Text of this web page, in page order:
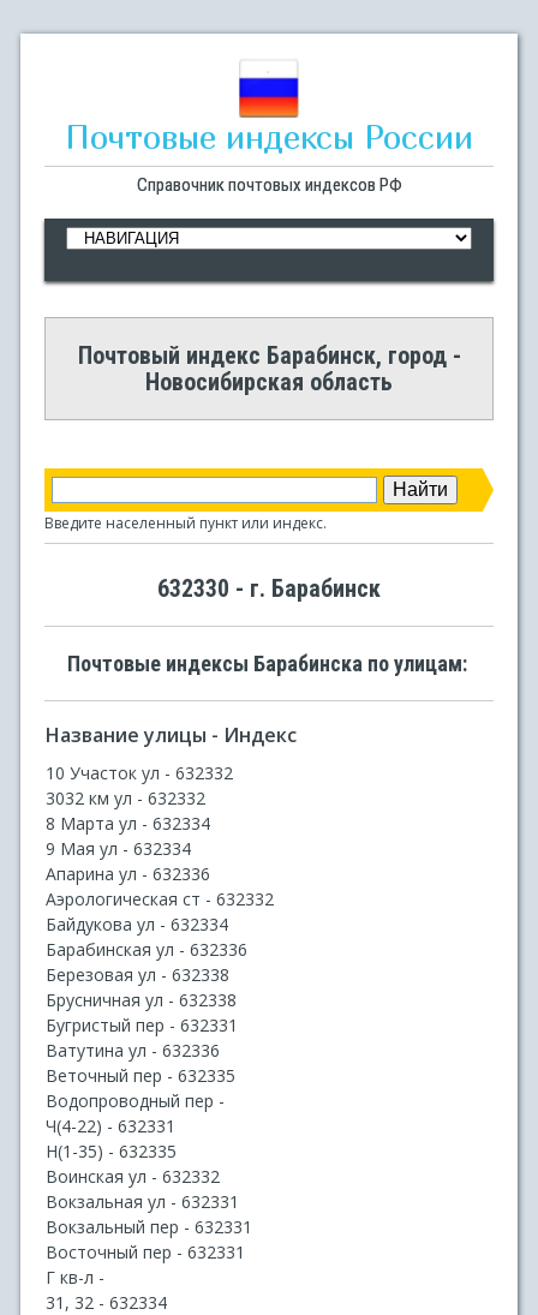
Почтовые индексы России
Справочник почтовых индексов РФ
Почтовый индекс Барабинск, город -
Новосибирская область
Введите населенный пункт или индекс.
632330 - г. Барабинск
Почтовые индексы Барабинска по улицам:
Название улицы - Индекс
10 Участок ул - 632332
3032 км ул - 632332
8 Марта ул - 632334
9 Мая ул - 632334
Апарина ул - 632336
Аэрологическая ст - 632332
Байдукова ул - 632334
Барабинская ул - 632336
Березовая ул - 632338
Брусничная ул - 632338
Бугристый пер - 632331
Ватутина ул - 632336
Веточный пер - 632335
Водопроводный пер -
Ч(4-22) - 632331
Н(1-35) - 632335
Воинская ул - 632332
Вокзальная ул - 632331
Вокзальный пер - 632331
Восточный пер - 632331
Г кв-л -
31, 32 - 632334